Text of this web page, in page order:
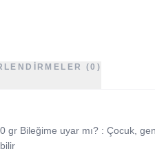
(0)
gr Bileğime uyar mı? : Çocuk,